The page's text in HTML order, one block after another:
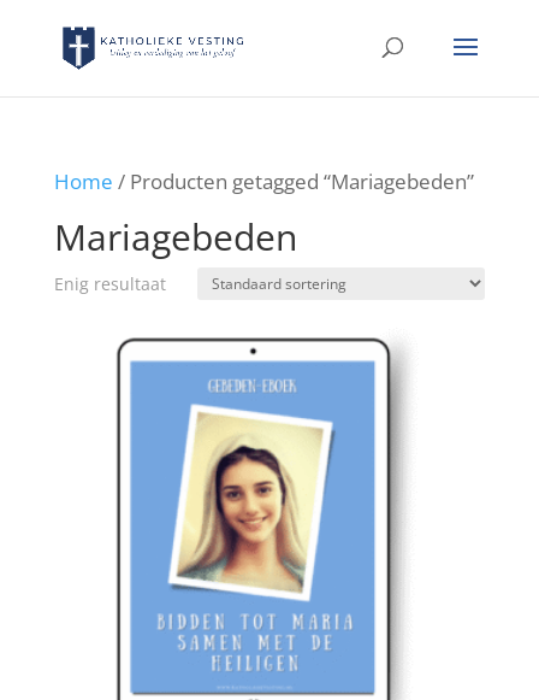
Home / Producten getagged “Mariagebeden”
Mariagebeden
Enig resultaat